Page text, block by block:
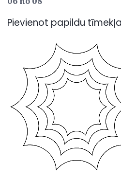
Pievienot papildu